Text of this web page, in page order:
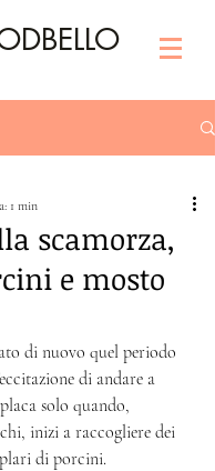
scamorza,
e mosto
1 min
di nuovo quel periodo
di andare a
solo quando,
inizi a raccogliere dei
di porcini.